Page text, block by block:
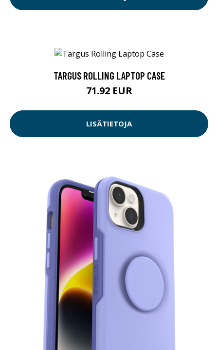
TARGUS ROLLING LAPTOP CASE
71.92 EUR
LISÄTIETOJA